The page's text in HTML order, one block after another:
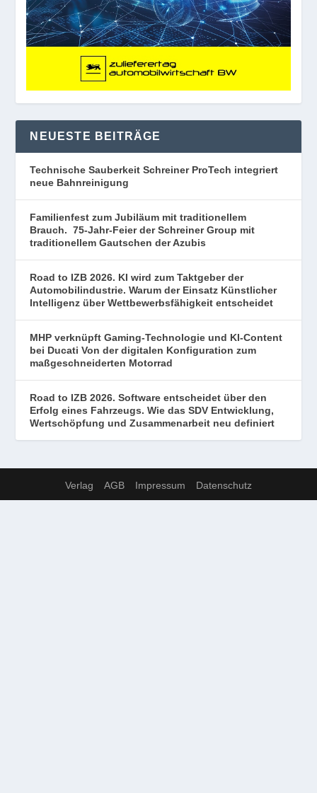
NEUESTE BEITRÄGE
Technische Sauberkeit Schreiner ProTech integriert
neue Bahnreinigung
Familienfest zum Jubiläum mit traditionellem
Brauch. 75-Jahr-Feier der Schreiner Group mit
traditionellem Gautschen der Azubis
Road to IZB 2026. KI wird zum Taktgeber der
Automobilindustrie. Warum der Einsatz Künstlicher
Intelligenz über Wettbewerbsfähigkeit entscheidet
MHP verknüpft Gaming-Technologie und KI-Content
bei Ducati Von der digitalen Konfiguration zum
maßgeschneiderten Motorrad
Road to IZB 2026. Software entscheidet über den
Erfolg eines Fahrzeugs. Wie das SDV Entwicklung,
Wertschöpfung und Zusammenarbeit neu definiert
Verlag AGB Impressum Datenschutz